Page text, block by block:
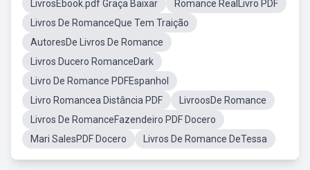
LivrosEbook.pdf Graça Baixar
Romance RealLivro PDF
Livros De RomanceQue Tem Traição
AutoresDe Livros De Romance
Livros Ducero RomanceDark
Livro De Romance PDFEspanhol
Livro Romancea Distância PDF
LivroosDe Romance
Livros De RomanceFazendeiro PDF Docero
Mari SalesPDF Docero
Livros De Romance DeTessa